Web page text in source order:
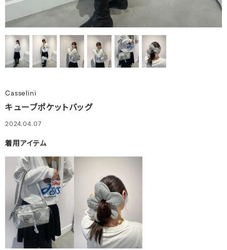
Casselini
キューブポケットバッグ
2024.04.07
着用アイテム